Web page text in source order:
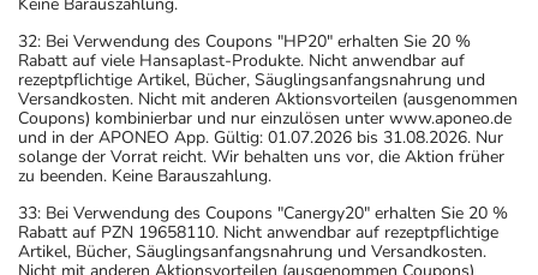
32: Bei Verwendung des Coupons "HP20" erhalten Sie 20 %
Rabatt auf viele Hansaplast-Produkte. Nicht anwendbar auf
rezeptpflichtige Artikel, Bücher, Säuglingsanfangsnahrung und
Versandkosten. Nicht mit anderen Aktionsvorteilen (ausgenommen
Coupons) kombinierbar und nur einzulösen unter www.aponeo.de
und in der APONEO App. Gültig: 01.07.2026 bis 31.08.2026. Nur
solange der Vorrat reicht. Wir behalten uns vor, die Aktion früher
zu beenden. Keine Barauszahlung.
33: Bei Verwendung des Coupons "Canergy20" erhalten Sie 20 %
Rabatt auf PZN 19658110. Nicht anwendbar auf rezeptpflichtige
Artikel, Bücher, Säuglingsanfangsnahrung und Versandkosten.